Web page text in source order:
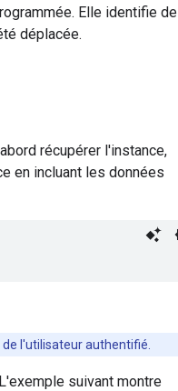
Elle identifie de
déplacée.
récupérer l'instance,
en incluant les données
l'utilisateur authentifié.
suivant montre